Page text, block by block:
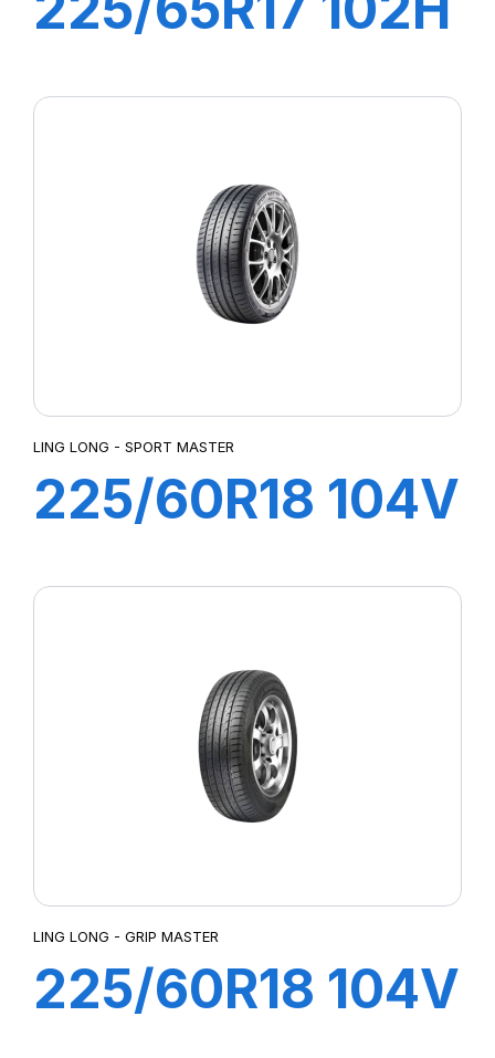
LING LONG - SPORT MASTER
225/60R18 104V
LING LONG - GRIP MASTER
225/60R18 104V